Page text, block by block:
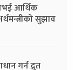
आर्थिक
सुझाव
गर्न द्रुत